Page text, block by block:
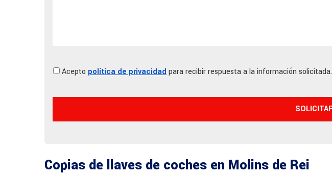
Acepto política de privacidad para recibir respuesta a la información solicitada.
Copias de llaves de coches en Molins de Rei